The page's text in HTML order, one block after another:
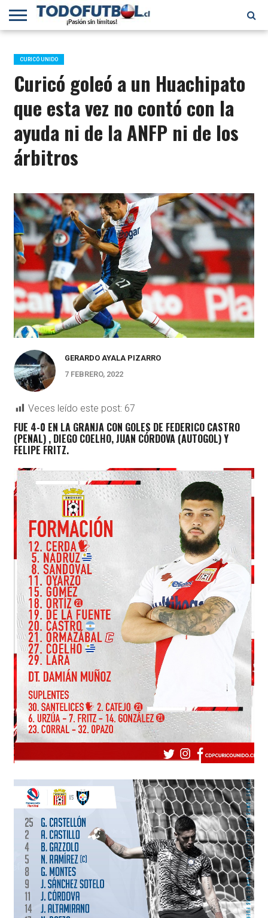
PRIMERA
B
SELECCIÓN
CHILENA
CHILENOS
EN EL
MUNDO
FÚTBOL
INTERNACIONAL
CURICÓ UNIDO
Curicó goleó a un Huachipato
que esta vez no contó con la
ayuda ni de la ANFP ni de los
árbitros
GERARDO AYALA PIZARRO
7 FEBRERO, 2022
Veces leído este post: 67
FUE 4-0 EN LA GRANJA CON GOLES DE FEDERICO CASTRO
(PENAL) , DIEGO COELHO, JUAN CÓRDOVA (AUTOGOL) Y
FELIPE FRITZ.